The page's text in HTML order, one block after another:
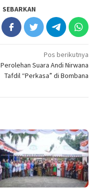
SEBARKAN
Pos berikutnya
Perolehan Suara Andi Nirwana
Tafdil “Perkasa” di Bombana